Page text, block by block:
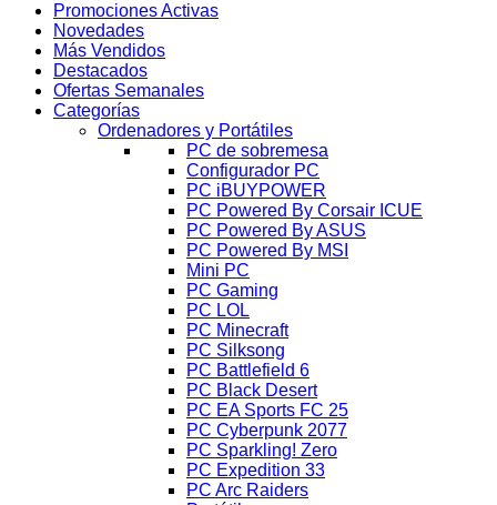
Promociones Activas
Novedades
Más Vendidos
Destacados
Ofertas Semanales
Categorías
Ordenadores y Portátiles
PC de sobremesa
Configurador PC
PC iBUYPOWER
PC Powered By Corsair ICUE
PC Powered By ASUS
PC Powered By MSI
Mini PC
PC Gaming
PC LOL
PC Minecraft
PC Silksong
PC Battlefield 6
PC Black Desert
PC EA Sports FC 25
PC Cyberpunk 2077
PC Sparkling! Zero
PC Expedition 33
PC Arc Raiders